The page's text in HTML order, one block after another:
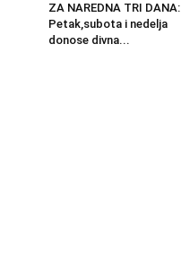
ZA NAREDNA TRI DANA:
Petak,subota i nedelja
donose divna...